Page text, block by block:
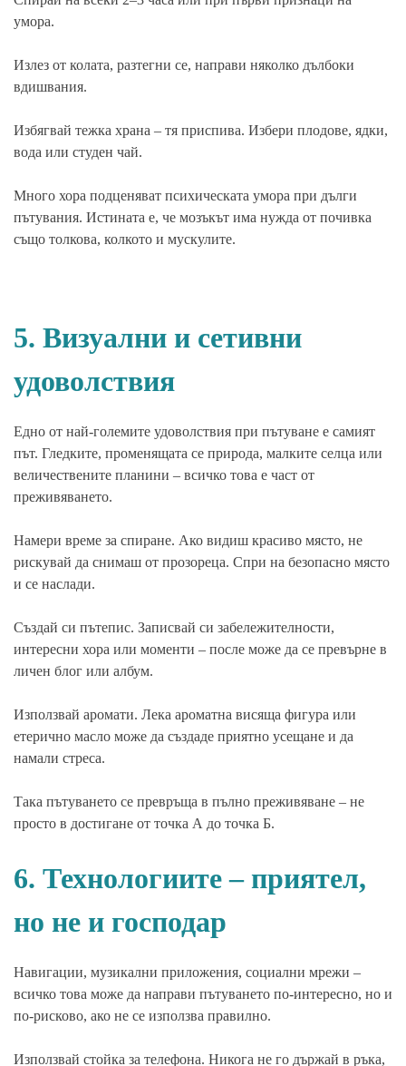
умора.
Излез от колата, разтегни се, направи няколко дълбоки
вдишвания.
Избягвай тежка храна – тя приспива. Избери плодове, ядки,
вода или студен чай.
Много хора подценяват психическата умора при дълги
пътувания. Истината е, че мозъкът има нужда от почивка
също толкова, колкото и мускулите.
5. Визуални и сетивни
удоволствия
Едно от най-големите удоволствия при пътуване е самият
път. Гледките, променящата се природа, малките селца или
величествените планини – всичко това е част от
преживяването.
Намери време за спиране. Ако видиш красиво място, не
рискувай да снимаш от прозореца. Спри на безопасно място
и се наслади.
Създай си пътепис. Записвай си забележителности,
интересни хора или моменти – после може да се превърне в
личен блог или албум.
Използвай аромати. Лека ароматна висяща фигура или
етерично масло може да създаде приятно усещане и да
намали стреса.
Така пътуването се превръща в пълно преживяване – не
просто в достигане от точка А до точка Б.
6. Технологиите – приятел,
но не и господар
Навигации, музикални приложения, социални мрежи –
всичко това може да направи пътуването по-интересно, но и
по-рисково, ако не се използва правилно.
Използвай стойка за телефона. Никога не го държай в ръка,